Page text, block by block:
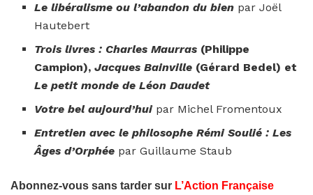
Le libéralisme ou l’abandon du bien par Joël
Hautebert
Trois livres : Charles Maurras (Philippe
Campion),Jacques Bainville (Gérard Bedel) et
Le petit monde de Léon Daudet
Votre bel aujourd’hui par Michel Fromentoux
Entretien avec le philosophe Rémi Soulié : Les
Âges d’Orphée par Guillaume Staub
Abonnez-vous sans tarder sur L’Action Française